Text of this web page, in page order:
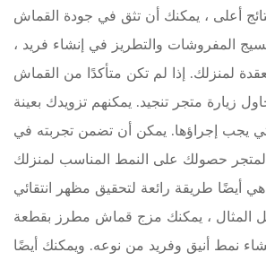
المفروشات والتطريز في إنشاء فريد ،
لمنزلك. إذا لم تكن متأكدًا من القماش
زيارة متجر تنجيد. يمكنهم تزويدك بعينة
يجب إجراؤها. يمكن أن تضمن تجربته في
أيضًا طريقة رائعة لتحقيق مظهر انتقائي
المثال ، يمكنك مزج قماش مطرز بقطعة
نمط أنيق وفريد ​​من نوعه. ويمكنك أيضًا